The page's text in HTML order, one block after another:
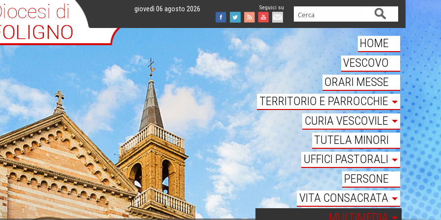
giovedì 06 agosto 2026
Facebook
Twitter
FeedYoutube
Mail
Cerca
HOME
VESCOVO
ORARI MESSE
TERRITORIO E PARROCCHIE
CURIA VESCOVILE
TUTELA MINORI
UFFICI PASTORALI
PERSONE
VITA CONSACRATA